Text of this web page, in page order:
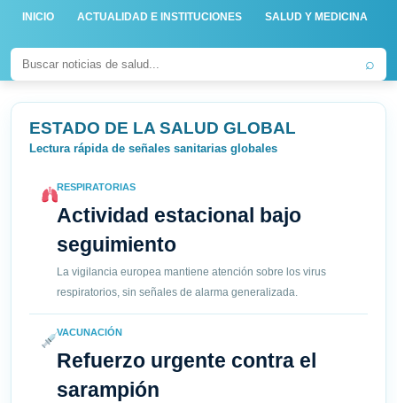
INICIO ACTUALIDAD E INSTITUCIONES SALUD Y MEDICINA
⌕
ESTADO DE LA SALUD GLOBAL
Lectura rápida de señales sanitarias globales
RESPIRATORIAS
Actividad estacional bajo
seguimiento
La vigilancia europea mantiene atención sobre los virus
respiratorios, sin señales de alarma generalizada.
VACUNACIÓN
Refuerzo urgente contra el
sarampión